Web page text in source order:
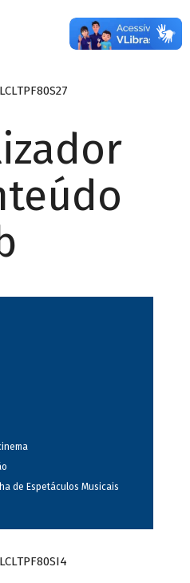
de Espetáculos Musicais